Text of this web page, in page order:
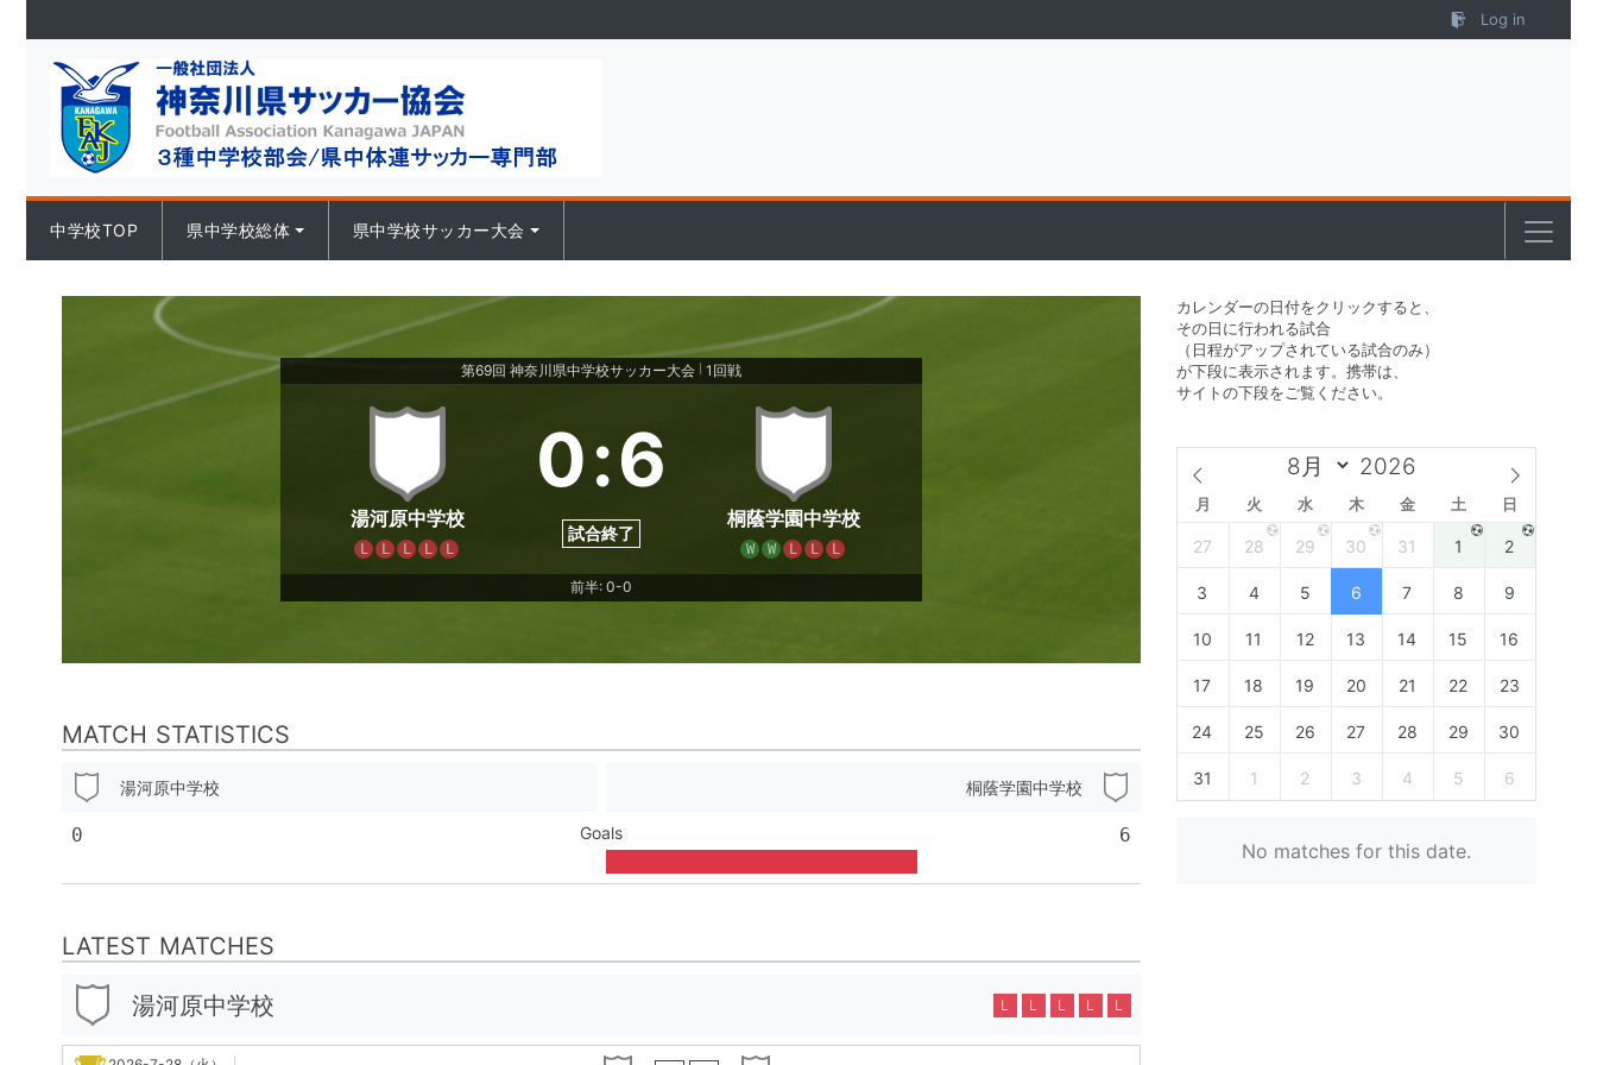
Log in
中学校TOP 県中学校総体 県中学校サッカー大会
第69回 神奈川県中学校サッカー大会 1回戦
湯河原中学校
L L L L L
0:6
試合終了
桐蔭学園中学校
W W L L L
前半: 0-0
MATCH STATISTICS
湯河原中学校 桐蔭学園中学校
0 Goals 6
LATEST MATCHES
湯河原中学校 L L L L L
カレンダーの日付をクリックすると、
その日に行われる試合
（日程がアップされている試合のみ）
が下段に表示されます。携帯は、
サイトの下段をご覧ください。
月 火 水 木 金 土 日
27 28 29 30 31 1 2
3 4 5 6 7 8 9
10 11 12 13 14 15 16
17 18 19 20 21 22 23
24 25 26 27 28 29 30
31 1 2 3 4 5 6
No matches for this date.